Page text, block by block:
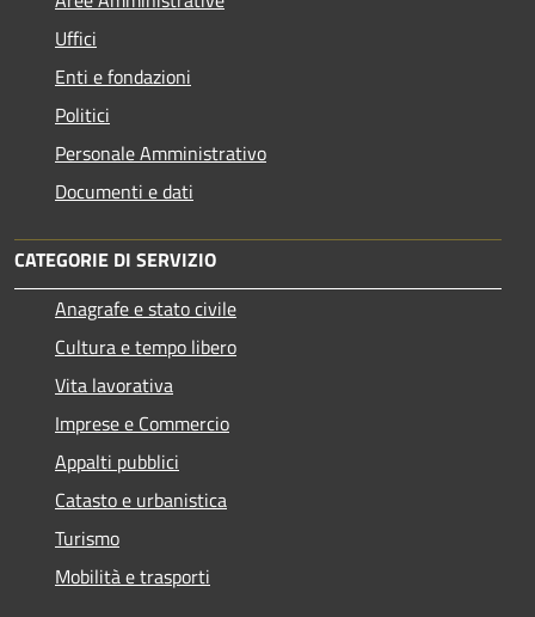
Uffici
Enti e fondazioni
Politici
Personale Amministrativo
Documenti e dati
CATEGORIE DI SERVIZIO
Anagrafe e stato civile
Cultura e tempo libero
Vita lavorativa
Imprese e Commercio
Appalti pubblici
Catasto e urbanistica
Turismo
Mobilità e trasporti